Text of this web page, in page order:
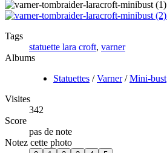
Tags
statuette lara croft, varner
Albums
Statuettes /Varner/Mini-bust
Visites
342
Score
pas de note
Notez cette photo